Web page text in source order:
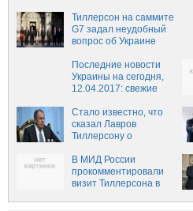
Interest
Тиллерсон на саммите
G7 задал неудобный
вопрос об Украине
Последние новости
Украины на сегодня,
12.04.2017: свежие
последний час на 12
апреля
Стало известно, что
сказал Лавров
Тиллерсону о
химатак в Сирии
В МИД России
прокомментировали
визит Тиллерсона в